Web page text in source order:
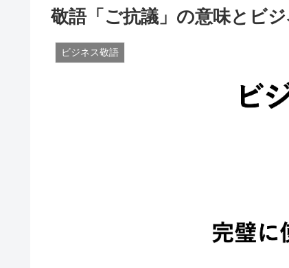
敬語「ご抗議」の意味とビ
ビジネス敬語